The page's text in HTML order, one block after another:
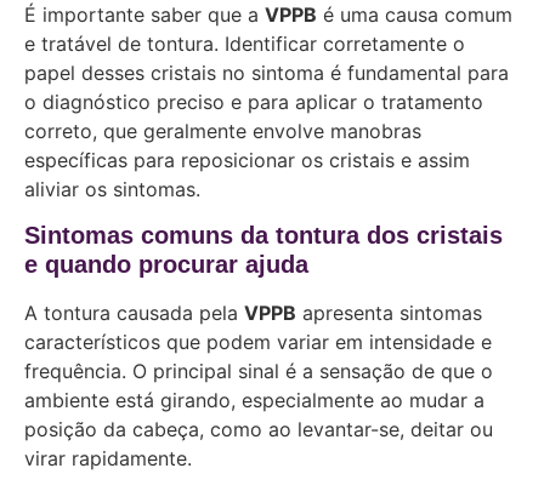
É importante saber que a VPPB é uma causa comum
e tratável de tontura. Identificar corretamente o
papel desses cristais no sintoma é fundamental para
o diagnóstico preciso e para aplicar o tratamento
correto, que geralmente envolve manobras
específicas para reposicionar os cristais e assim
aliviar os sintomas.
Sintomas comuns da tontura dos cristais
e quando procurar ajuda
A tontura causada pela VPPB apresenta sintomas
característicos que podem variar em intensidade e
frequência. O principal sinal é a sensação de que o
ambiente está girando, especialmente ao mudar a
posição da cabeça, como ao levantar-se, deitar ou
virar rapidamente.